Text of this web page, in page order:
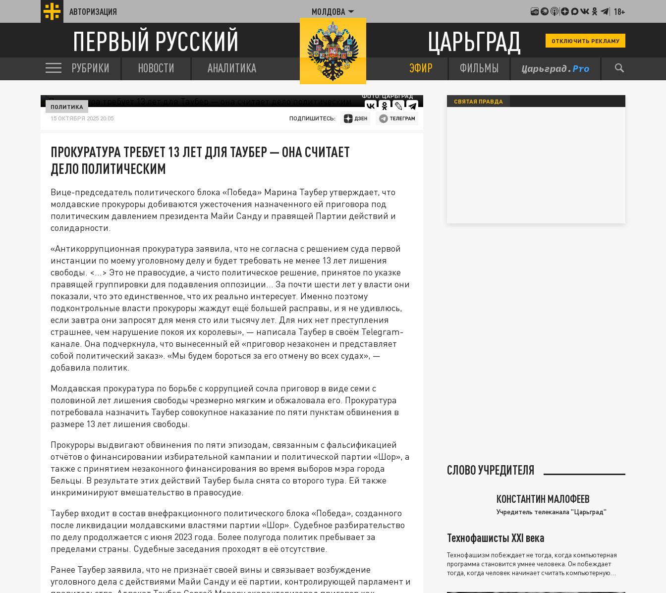
АВТОРИЗАЦИЯ МОЛДОВА 18+
ПЕРВЫЙ РУССКИЙ ЦАРЬГРАД ОТКЛЮЧИТЬ РЕКЛАМУ
РУБРИКИ НОВОСТИ АНАЛИТИКА ЭФИР ФИЛЬМЫ
ФОТО: ЦАРЬГРАД
ПОЛИТИКА
15 ОКТЯБРЯ 2025 20:05 ПОДПИШИТЕСЬ:
ПРОКУРАТУРА ТРЕБУЕТ 13 ЛЕТ ДЛЯ ТАУБЕР — ОНА СЧИТАЕТ
ДЕЛО ПОЛИТИЧЕСКИМ
Вице-председатель политического блока «Победа» Марина Таубер утверждает, что
молдавские прокуроры добиваются ужесточения назначенного ей приговора под
политическим давлением президента Майи Санду и правящей Партии действий и
солидарности.
«Антикоррупционная прокуратура заявила, что не согласна с решением суда первой
инстанции по моему уголовному делу и будет требовать не менее 13 лет лишения
свободы. <...> Это не правосудие, а чисто политическое решение, принятое по указке
правящей группировки для подавления оппозиции… За почти шести лет у власти они
показали, что это единственное, что их реально интересует. Именно поэтому
подконтрольные власти прокуроры жаждут ещё большей расправы, и я не удивлюсь,
если завтра они запросят для меня сто или тысячу лет. Для них нет преступления
страшнее, чем нарушение покоя их королевы», — написала Таубер в своём Telegram-
канале. Она подчеркнула, что вынесенный ей «приговор незаконен и представляет
собой политический заказ». «Мы будем бороться за его отмену во всех судах», —
добавила политик.
Молдавская прокуратура по борьбе с коррупцией сочла приговор в виде семи с
половиной лет лишения свободы чрезмерно мягким и обжаловала его. Прокуратура
потребовала назначить Таубер совокупное наказание по пяти пунктам обвинения в
размере 13 лет лишения свободы.
Прокуроры выдвигают обвинения по пяти эпизодам, связанным с фальсификацией
отчётов о финансировании избирательной кампании и политической партии «Шор», а
также с принятием незаконного финансирования во время выборов мэра города
Бельцы. В результате этих действий Таубер была снята со второго тура. Ей также
инкриминируют вмешательство в правосудие.
Таубер входит в состав внефракционного политического блока «Победа», созданного
после ликвидации молдавскими властями партии «Шор». Судебное разбирательство
по делу продолжается с июня 2023 года. Более полугода политик пребывает за
пределами страны. Судебные заседания проходят в её отсутствие.
Ранее Таубер заявила, что не признаёт своей вины и связывает возбуждение
уголовного дела с действиями Майи Санду и её партии, контролирующей парламент и
СВЯТАЯ ПРАВДА
СЛОВО УЧРЕДИТЕЛЯ
КОНСТАНТИН МАЛОФЕЕВ
Учредитель телеканала "Царьград"
Технофашисты XXI века
Технофашизм побеждает не тогда, когда компьютерная
программа становится умнее человека. Он побеждает
тогда, когда человек начинает считать компьютерную